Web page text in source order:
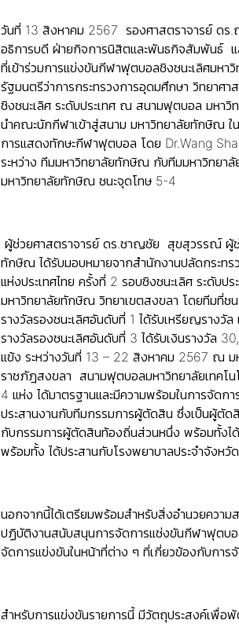
วันที่ 13 สิงหาคม 2567 รองศาสตราจารย์ ด
อธิการบดี ฝ่ายกิจการนิสิตและพันธกิจสัมพันธ์ แ
ที่เข้าร่วมการแข่งขันกีฬาฟุตบอลชิงชนะเลิศมหา
รัฐมนตรีว่าการกระทรวงการอุดมศึกษา วิทยาศ
ชิงชนะเลิศ ระดับประเทศ ณ สนามฟุตบอล มหา
นำคณะนักกีฬาเข้าสู่สนาม มหาวิทยาลัยทักษิณ ใ
การแสดงทักษะกีฬาฟุตบอล โดย Dr.Wang
ระหว่าง ทีมมหาวิทยาลัยทักษิณ กับทีมมหาวิทยา
มหาวิทยาลัยทักษิณ ชนะจุดโทษ 5-4
ผู้ช่วยศาสตราจารย์ ดร.ชาญชัย สุขสุวรรณ์ ผู้ช่ว
ทักษิณ ได้รับมอบหมายจากสำนักงานปลัดกระทร
แห่งประเทศไทย ครั้งที่ 2 รอบชิงชนะเลิศ ระดับ
มหาวิทยาลัยทักษิณ วิทยาเขตสงขลา โดยทีมที่ชน
รางวัลรองชนะเลิศอันดับที่ 1 ได้รับเหรียญรางวั
รางวัลรองชนะเลิศอันดับที่ 3 ได้รับเงินรางวัล
แข้ง ระหว่างวันที่ 13 – 22 สิงหาคม 2567 ณ
ราชภัฎสงขลา สนามฟุตบอลมหาวิทยาลัยเทคโ
4 แห่ง ได้มาตรฐานและมีความพร้อมในการจัด
ประสานงานกับทีมกรรมการผู้ตัดสิน ซึ่งเป็นผู้ตัด
กับกรรมการผู้ตัดสินท้องถิ่นส่วนหนึ่ง พร้อมทั้งไ
พร้อมทั้ง ได้ประสานกับโรงพยาบาลประจำจังห
นอกจากนี้ได้เตรียมพร้อมสำหรับสิ่งอำนวยความ
ปฏิบัติงานสนับสนุนการจัดการแช่งขันกีฬาฟุตบอ
จัดการแข่งขันในหน้าที่ต่าง ๆ ที่เกี่ยวข้องกับการ
สำหรับการแข่งขันรายการนี้ มีวัตถุประสงค์เพื่